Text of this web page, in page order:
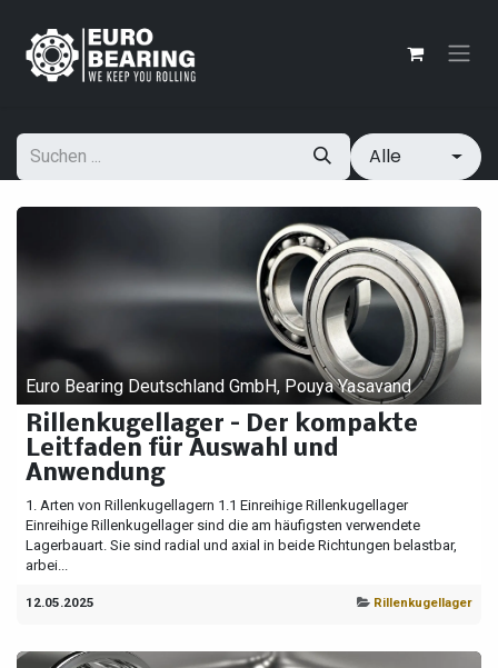
Alle
Euro Bearing Deutschland GmbH, Pouya Yasavand
Rillenkugellager – Der kompakte
Leitfaden für Auswahl und
Anwendung
1. Arten von Rillenkugellagern 1.1 Einreihige Rillenkugellager
Einreihige Rillenkugellager sind die am häufigsten verwendete
Lagerbauart. Sie sind radial und axial in beide Richtungen belastbar,
arbei...
12.05.2025 Rillenkugellager